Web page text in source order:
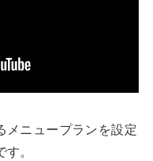
メニュープランを設定
。